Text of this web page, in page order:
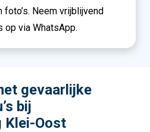
foto’s. Neem vrijblijvend
op via WhatsApp.
gevaarlijke
bij
Klei-Oost